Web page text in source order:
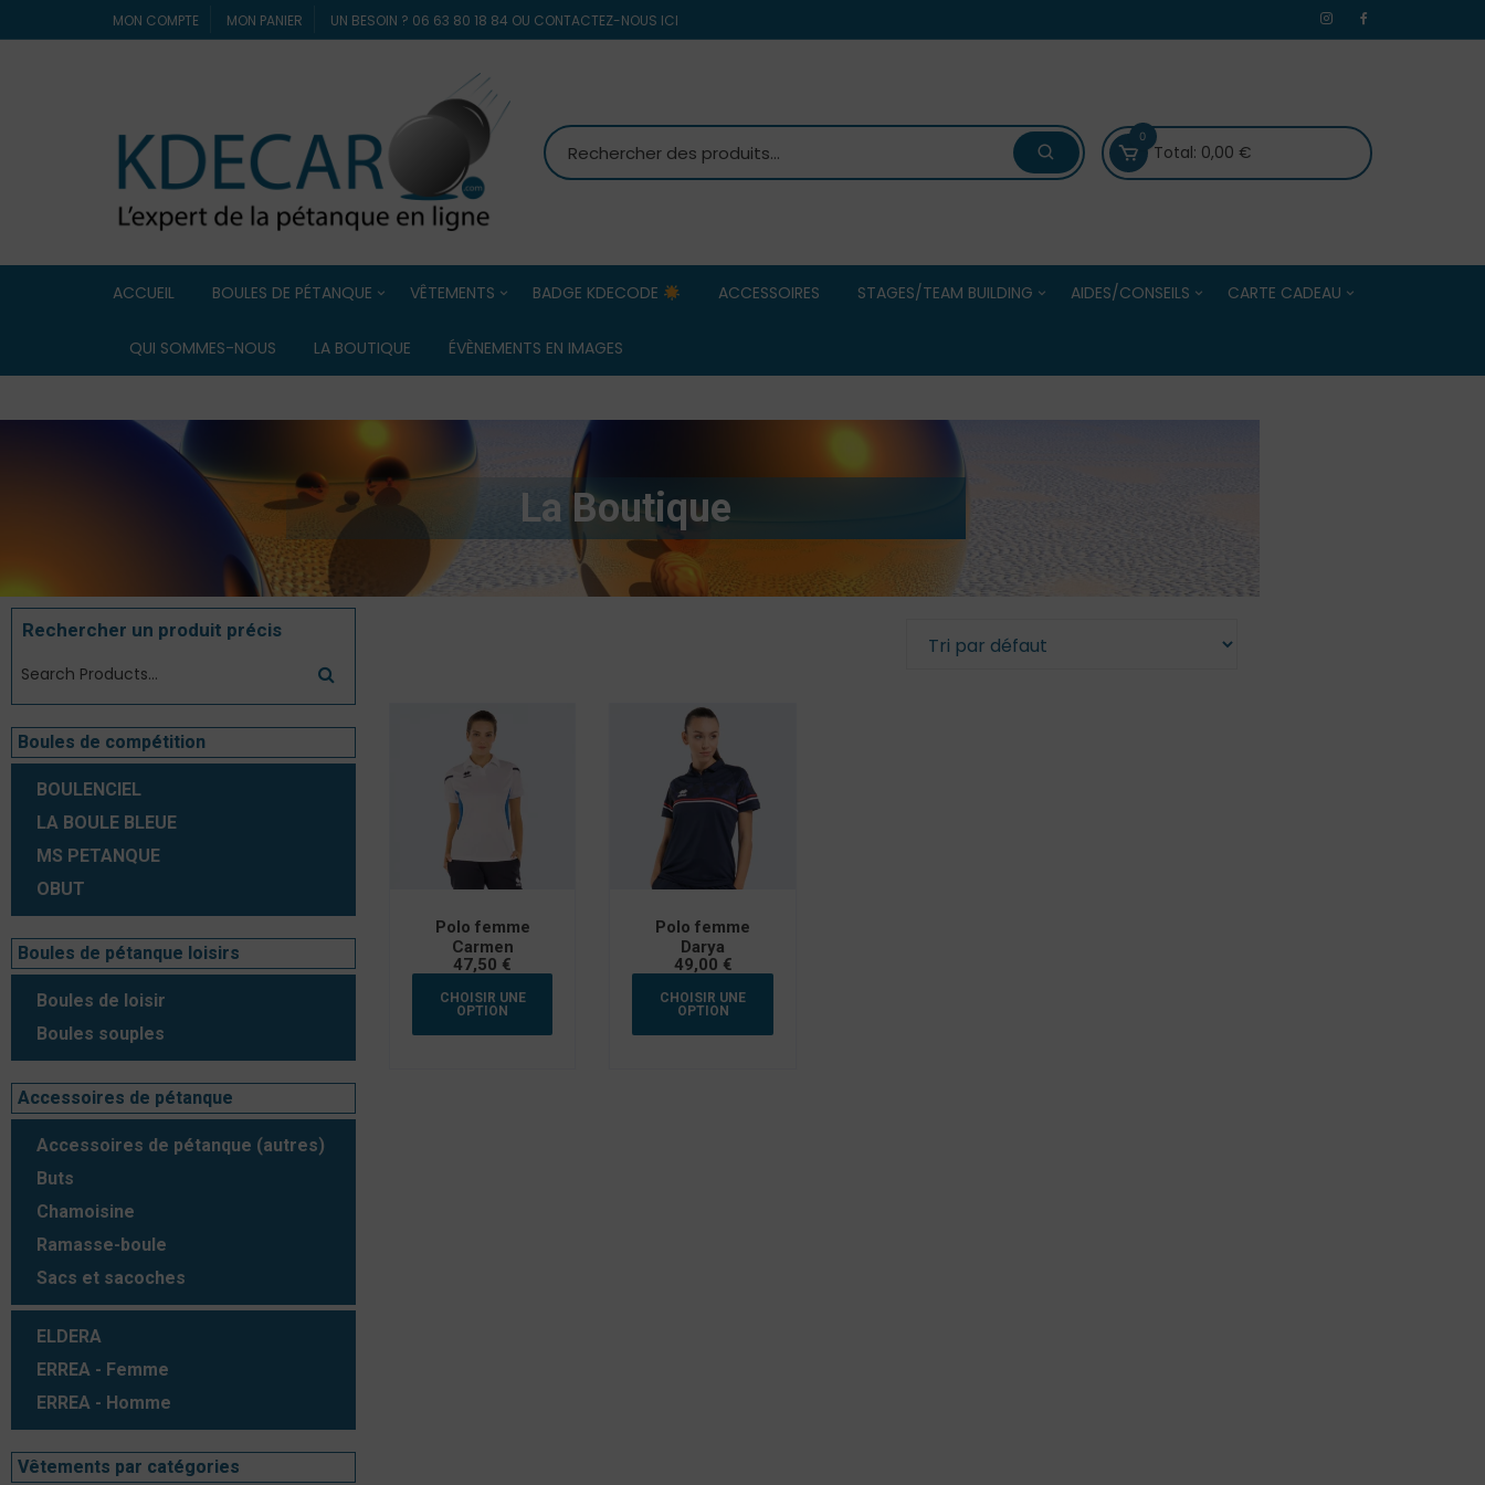
MON COMPTE MON PANIER UN BESOIN ? 06 63 80 18 84 OU CONTACTEZ-NOUS ICI
0
Total: 0,00 €
ACCUEIL BOULES DE PÉTANQUE
Boules de compétition MS PETANQUE
BOULENCIEL
LA BOULE BLEUE
TORO PETANK
Boules de loisir / Boules
souples
VÊTEMENTS
ELDERA
BADGE KDECODE ACCESSOIRES STAGES/TEAM BUILDING
d’entreprise/ Centres
Stage Pétanque Adultes
AIDES/CONSEILS
pétanque
Bien choisir ses accessoires
CARTE CADEAU
QUI SOMMES-NOUS LA BOUTIQUE ÉVÈNEMENTS EN IMAGES
La Boutique
Rechercher un produit précis
Boules de compétition
BOULENCIEL
LA BOULE BLEUE
MS PETANQUE
OBUT
Boules de pétanque loisirs
Boules de loisir
Boules souples
Accessoires de pétanque
Accessoires de pétanque (autres)
Buts
Chamoisine
Ramasse-boule
Sacs et sacoches
ELDERA
ERREA - Femme
ERREA - Homme
Vêtements par catégories
Polo femme
Carmen
47,50 €
CHOISIR UNE
OPTION
Polo femme
Darya
49,00 €
CHOISIR UNE
OPTION